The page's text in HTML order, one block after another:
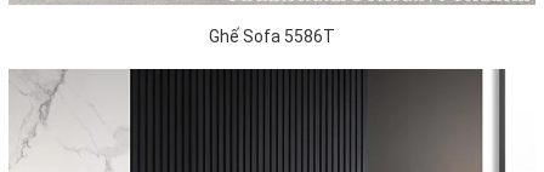
Ghế Sofa 5586T